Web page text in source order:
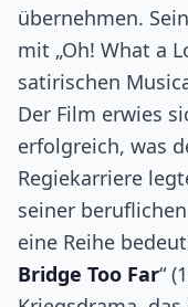
übernehmen.
mit „Oh! What a
satirischen
Der Film erwies
erfolgreich, was
Regiekarriere
seiner
eine Reihe
Bridge Too Far“